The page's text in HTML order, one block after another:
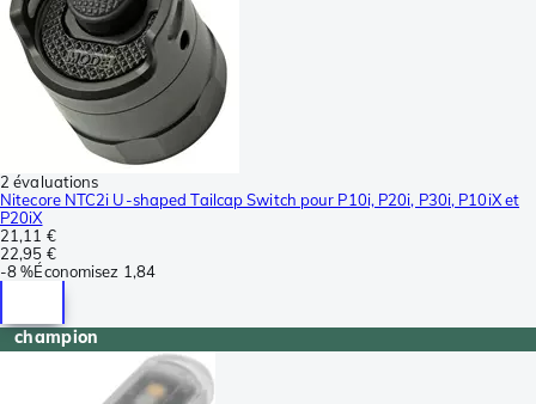
2 évaluations
Nitecore NTC2i U-shaped Tailcap Switch pour P10i, P20i, P30i, P10iX et
P20iX
21,11 €
22,95 €
-8 %Économisez 1,84
champion